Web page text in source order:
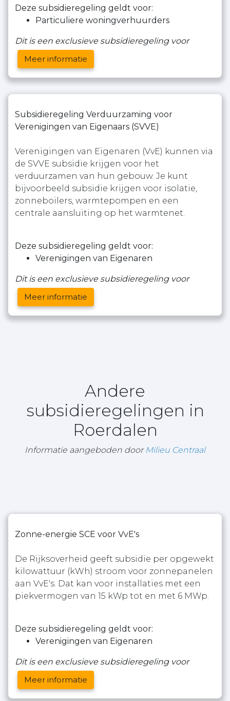
Deze subsidieregeling geldt voor:
Particuliere woningverhuurders
Dit is een exclusieve subsidieregeling voor
Meer informatie
Subsidieregeling Verduurzaming voor
Verenigingen van Eigenaars (SVVE)
Verenigingen van Eigenaren (VvE) kunnen via
de SVVE subsidie krijgen voor het
verduurzamen van hun gebouw. Je kunt
bijvoorbeeld subsidie krijgen voor isolatie,
zonneboilers, warmtepompen en een
centrale aansluiting op het warmtenet.
Deze subsidieregeling geldt voor:
Verenigingen van Eigenaren
Dit is een exclusieve subsidieregeling voor
Meer informatie
Andere
subsidieregelingen in
Roerdalen
Informatie aangeboden door Milieu Centraal
Zonne-energie SCE voor VvE's
De Rijksoverheid geeft subsidie per opgewekt
kilowattuur (kWh) stroom voor zonnepanelen
aan VvE's. Dat kan voor installaties met een
piekvermogen van 15 kWp tot en met 6 MWp.
Deze subsidieregeling geldt voor:
Verenigingen van Eigenaren
Dit is een exclusieve subsidieregeling voor
Meer informatie